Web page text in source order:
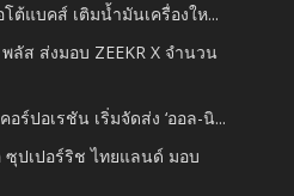
ต้แบคส์ เติมน้ำมันเครื่องให...
ลัส ส่งมอบ ZEEKR X จำนวน
ร์ปอเรชัน เริ่มจัดส่ง ‘ออล-นิ...
ซุปเปอร์ริช ไทยแลนด์ มอบ